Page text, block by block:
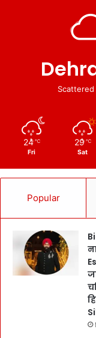
Scattered
24 ℃
Fri
29 ℃
Sat
Popular